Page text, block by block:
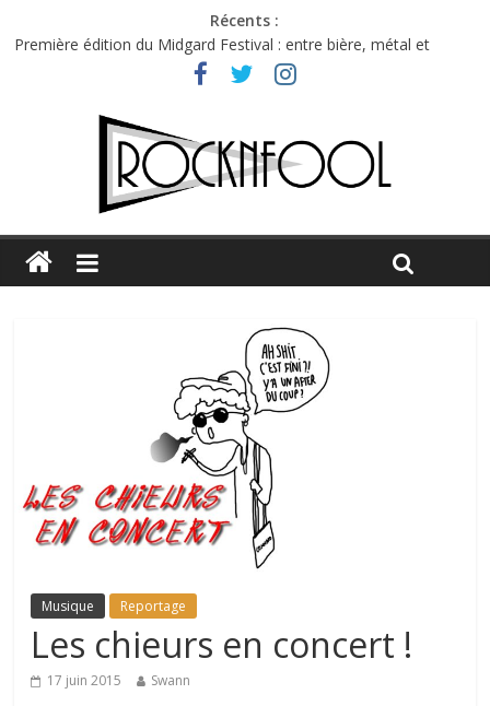
Récents :
Première édition du Midgard Festival : entre bière, métal et
Charlie Puth à l’Olympia : la leçon de pop du Professeur Puth
Jon Spencer & the HITmakers : coup de chaud au café Atlantik
Hellfest 2026 vendredi : température et émotions en hausse
Hellfest 2026 jeudi : impossible de choisir entre chaleur et bonne
Musique Reportage
Les chieurs en concert !
17 juin 2015 Swann